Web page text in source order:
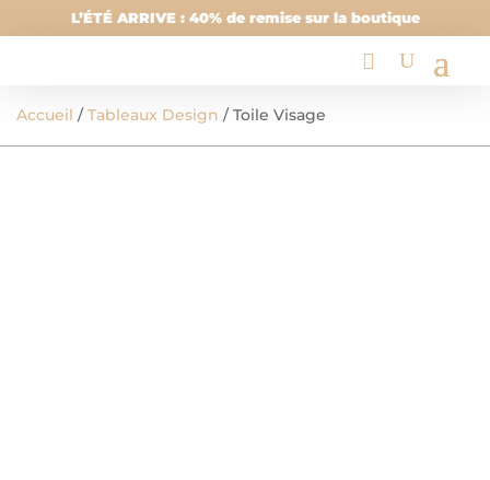
L’ÉTÉ ARRIVE : 40% de remise sur la boutique
Accueil /Tableaux Design / Toile Visage